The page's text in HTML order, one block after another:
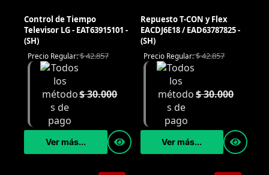
Control de Tiempo
Televisor LG - EAT63915101 -
(SH)
Precio Regular:$42.857
$30.000
Ver más...
Repuesto T-CON y Flex
EACDJ6E18 / EAD63787825 -
(SH)
Precio Regular:$42.857
$30.000
Ver más...